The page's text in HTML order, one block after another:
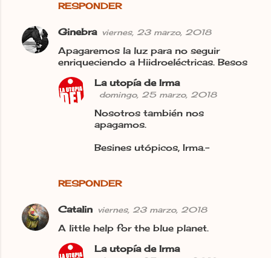
RESPONDER
Ginebra viernes, 23 marzo, 2018
Apagaremos la luz para no seguir
enriqueciendo a Hiidroeléctricas. Besos
RESPONDER
La utopía de Irma
domingo, 25 marzo, 2018
Nosotros también nos
apagamos.
Besines utópicos, Irma.-
Catalin viernes, 23 marzo, 2018
A little help for the blue planet.
La utopía de Irma